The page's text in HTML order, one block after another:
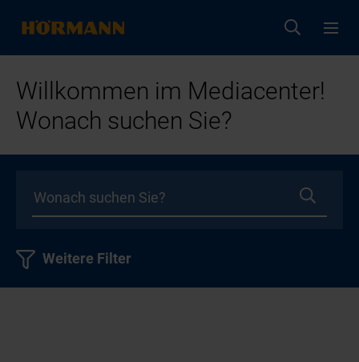
Willkommen im Mediacenter!
Wonach suchen Sie?
Weitere Filter